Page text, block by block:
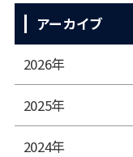
アーカイブ
2026年
2025年
2024年